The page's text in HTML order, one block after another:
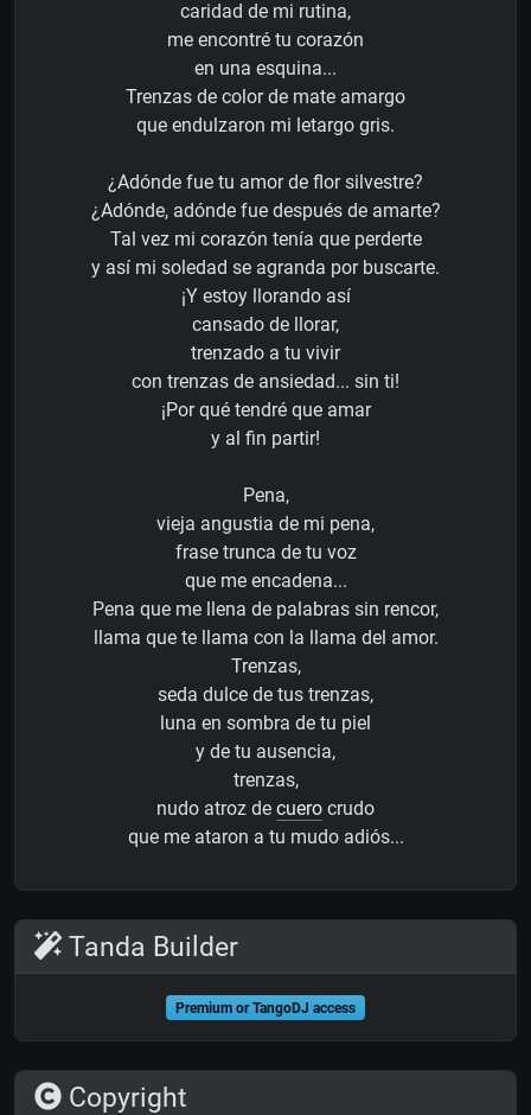
caridad de mi rutina,
me encontré tu corazón
en una esquina...
Trenzas de color de mate amargo
que endulzaron mi letargo gris.
¿Adónde fue tu amor de flor silvestre?
¿Adónde, adónde fue después de amarte?
Tal vez mi corazón tenía que perderte
y así mi soledad se agranda por buscarte.
¡Y estoy llorando así
cansado de llorar,
trenzado a tu vivir
con trenzas de ansiedad... sin ti!
¡Por qué tendré que amar
y al fin partir!
Pena,
vieja angustia de mi pena,
frase trunca de tu voz
que me encadena...
Pena que me llena de palabras sin rencor,
llama que te llama con la llama del amor.
Trenzas,
seda dulce de tus trenzas,
luna en sombra de tu piel
y de tu ausencia,
trenzas,
nudo atroz de cuero crudo
que me ataron a tu mudo adiós...
Tanda Builder
Premium or TangoDJ access
Copyright